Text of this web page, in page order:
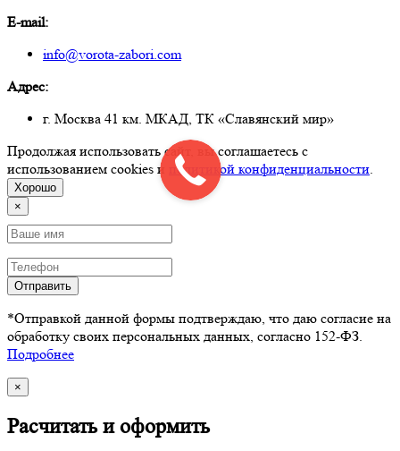
E-mail:
info@vorota-zabori.com
Адрес:
г. Москва 41 км. МКАД, ТК «Славянский мир»
Продолжая использовать сайт, вы соглашаетесь с
использованием cookies и
политикой конфиденциальности.
Хорошо
×
Отправить
*Отправкой данной формы подтверждаю, что даю согласие на
обработку своих персональных данных, согласно 152-ФЗ.
Подробнее
×
Расчитать и оформить